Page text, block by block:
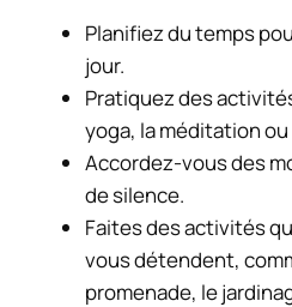
Planifiez du temps
jour.
Pratiquez des
yoga, la méditation
Accordez-vous des
de silence.
Faites des activités
vous détendent,
promenade, le